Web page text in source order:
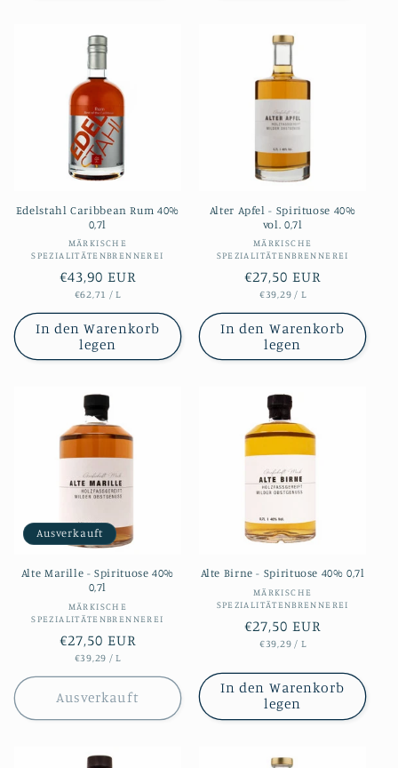
Edelstahl Caribbean Rum 40%
0,7l
Anbieter:
MÄRKISCHE
SPEZIALITÄTENBRENNEREI
Normaler
Preis
€43,90 EUR
STÜCKPREIS
€62,71 / PRO
L
In den Warenkorb
legen
Alter Apfel - Spirituose 40%
vol. 0,7l
Anbieter:
MÄRKISCHE
SPEZIALITÄTENBRENNEREI
Normaler
Preis
€27,50 EUR
STÜCKPREIS
€39,29 / PRO
L
In den Warenkorb
legen
Ausverkauft
Alte Marille - Spirituose 40%
0,7l
Anbieter:
MÄRKISCHE
SPEZIALITÄTENBRENNEREI
Normaler
Preis
€27,50 EUR
STÜCKPREIS
€39,29 / PRO
L
Ausverkauft
Alte Birne - Spirituose 40% 0,7l
Anbieter:
MÄRKISCHE
SPEZIALITÄTENBRENNEREI
Normaler
Preis
€27,50 EUR
STÜCKPREIS
€39,29 / PRO
L
In den Warenkorb
legen